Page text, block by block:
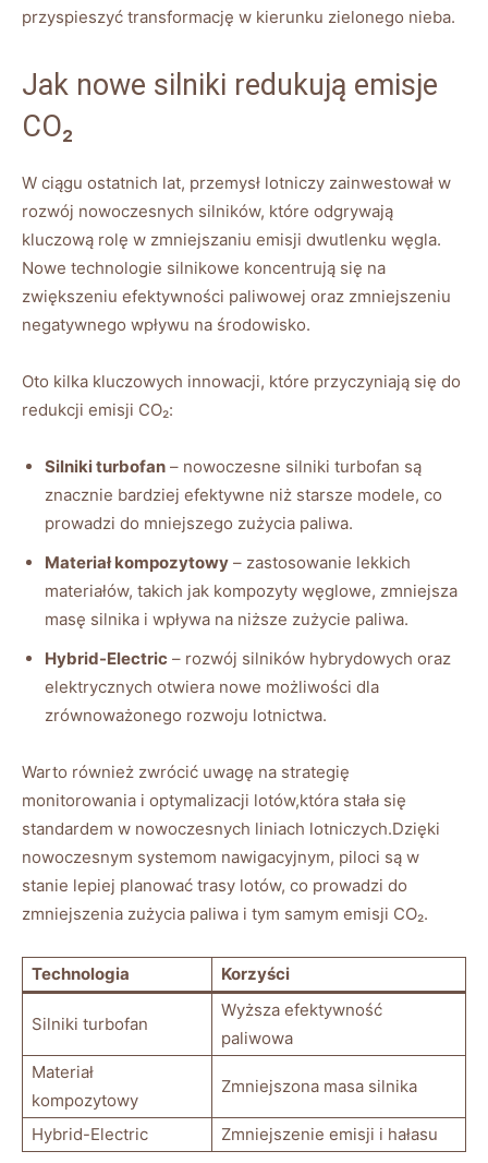
przyspieszyć ​transformację w kierunku zielonego nieba.
Jak ‌nowe silniki redukują emisje
CO₂
W ciągu ostatnich⁤ lat, przemysł lotniczy⁢ zainwestował⁢ w
rozwój nowoczesnych⁢ silników, które odgrywają
kluczową rolę w zmniejszaniu emisji dwutlenku węgla.​
Nowe technologie silnikowe koncentrują się na ​
zwiększeniu ⁢efektywności ​paliwowej oraz⁢ zmniejszeniu
negatywnego wpływu na środowisko.
Oto kilka‍ kluczowych innowacji, które przyczyniają się do‍
redukcji emisji​ CO₂:
Silniki turbofan – nowoczesne silniki turbofan są⁤
znacznie bardziej efektywne niż starsze ⁣modele, co
prowadzi ⁢do mniejszego zużycia paliwa.
Materiał kompozytowy – zastosowanie lekkich
materiałów, ‍takich jak kompozyty węglowe, zmniejsza
‍masę silnika i wpływa⁣ na niższe‍ zużycie paliwa.
Hybrid-Electric – rozwój silników ⁤hybrydowych oraz
elektrycznych otwiera nowe ⁢możliwości dla
zrównoważonego rozwoju lotnictwa.
Warto również zwrócić uwagę na ​strategię
monitorowania i optymalizacji lotów,która​ stała się⁣
standardem w nowoczesnych liniach lotniczych.Dzięki
nowoczesnym systemom nawigacyjnym, piloci są w
stanie lepiej planować trasy lotów, co prowadzi do
zmniejszenia⁤ zużycia ⁢paliwa i⁤ tym⁤ samym emisji CO₂.
Technologia Korzyści
Silniki turbofan
Wyższa efektywność
paliwowa
Materiał
kompozytowy
Zmniejszona masa silnika
Hybrid-Electric Zmniejszenie emisji i hałasu